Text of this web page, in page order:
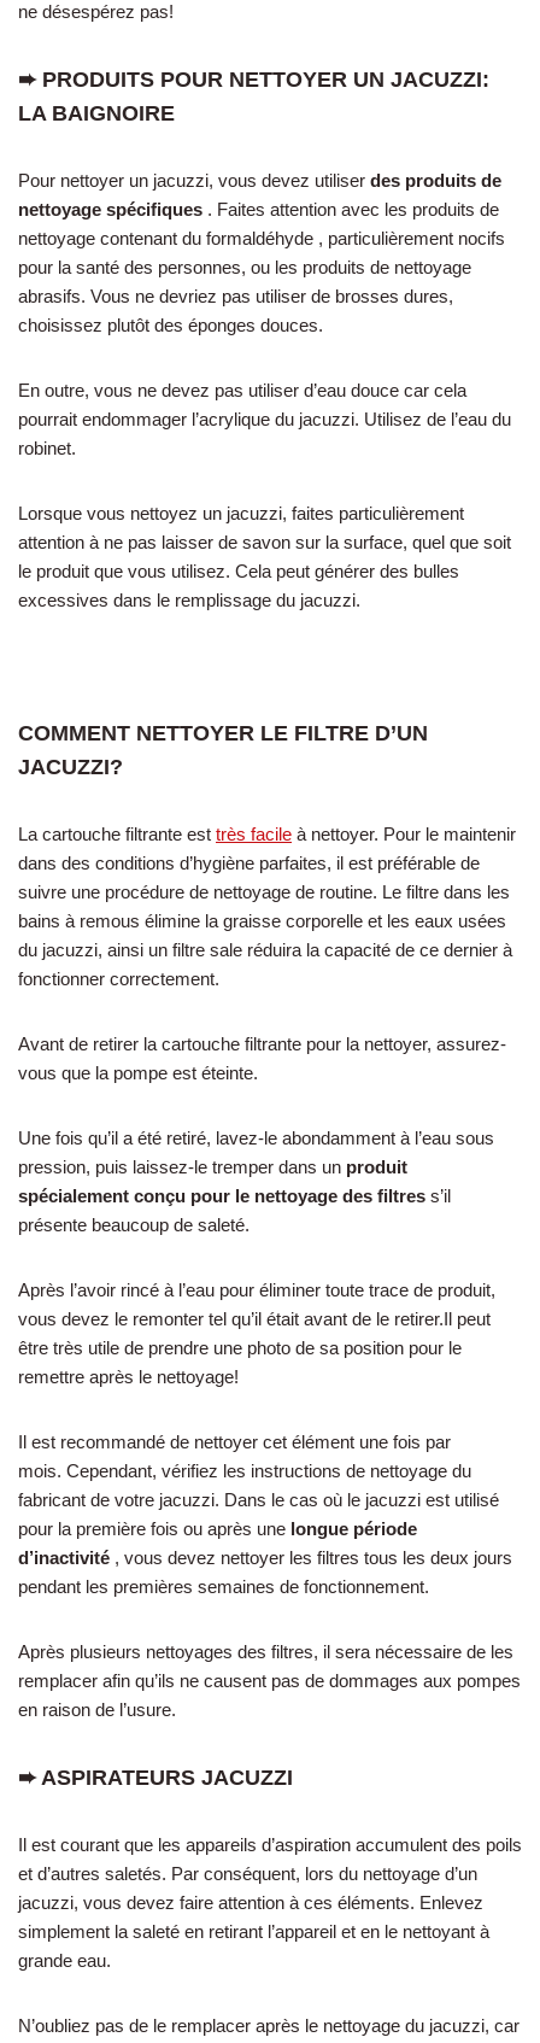
ne désespérez pas!
➨ PRODUITS POUR NETTOYER UN JACUZZI:
LA BAIGNOIRE
Pour nettoyer un jacuzzi, vous devez utiliser des produits de
nettoyage spécifiques . Faites attention avec les produits de
nettoyage contenant du formaldéhyde , particulièrement nocifs
pour la santé des personnes, ou les produits de nettoyage
abrasifs. Vous ne devriez pas utiliser de brosses dures,
choisissez plutôt des éponges douces.
En outre, vous ne devez pas utiliser d’eau douce car cela
pourrait endommager l’acrylique du jacuzzi. Utilisez de l’eau du
robinet.
Lorsque vous nettoyez un jacuzzi, faites particulièrement
attention à ne pas laisser de savon sur la surface, quel que soit
le produit que vous utilisez. Cela peut générer des bulles
excessives dans le remplissage du jacuzzi.
COMMENT NETTOYER LE FILTRE D’UN
JACUZZI?
La cartouche filtrante est très facile à nettoyer. Pour le maintenir
dans des conditions d’hygiène parfaites, il est préférable de
suivre une procédure de nettoyage de routine. Le filtre dans les
bains à remous élimine la graisse corporelle et les eaux usées
du jacuzzi, ainsi un filtre sale réduira la capacité de ce dernier à
fonctionner correctement.
Avant de retirer la cartouche filtrante pour la nettoyer, assurez-
vous que la pompe est éteinte.
Une fois qu’il a été retiré, lavez-le abondamment à l’eau sous
pression, puis laissez-le tremper dans un produit
spécialement conçu pour le nettoyage des filtres s’il
présente beaucoup de saleté.
Après l’avoir rincé à l’eau pour éliminer toute trace de produit,
vous devez le remonter tel qu’il était avant de le retirer.Il peut
être très utile de prendre une photo de sa position pour le
remettre après le nettoyage!
Il est recommandé de nettoyer cet élément une fois par
mois. Cependant, vérifiez les instructions de nettoyage du
fabricant de votre jacuzzi. Dans le cas où le jacuzzi est utilisé
pour la première fois ou après une longue période
d’inactivité , vous devez nettoyer les filtres tous les deux jours
pendant les premières semaines de fonctionnement.
Après plusieurs nettoyages des filtres, il sera nécessaire de les
remplacer afin qu’ils ne causent pas de dommages aux pompes
en raison de l’usure.
➨ ASPIRATEURS JACUZZI
Il est courant que les appareils d’aspiration accumulent des poils
et d’autres saletés. Par conséquent, lors du nettoyage d’un
jacuzzi, vous devez faire attention à ces éléments. Enlevez
simplement la saleté en retirant l’appareil et en le nettoyant à
grande eau.
N’oubliez pas de le remplacer après le nettoyage du jacuzzi, car